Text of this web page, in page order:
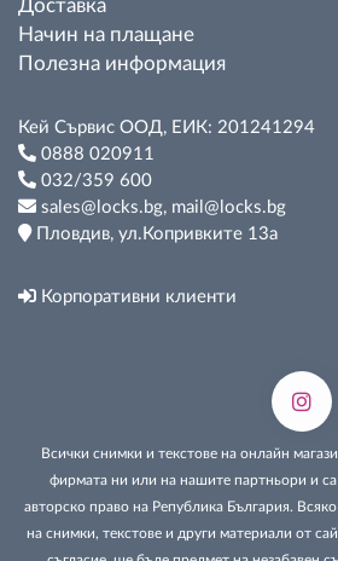
Доставка
Начин на плащане
Полезна информация
Кей Сървис ООД, ЕИК: 201241294
0888 020911
032/359 600
sales@locks.bg, mail@locks.bg
Пловдив, ул.Копривките 13а
Корпоративни клиенти
Всички снимки и текстове на онлайн
фирмата ни или на нашите партньори и са
авторско право на Република България.
на снимки, текстове и други материали от